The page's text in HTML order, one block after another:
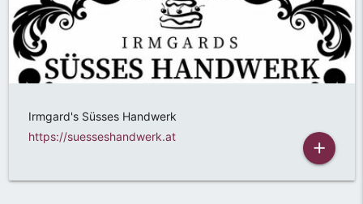
Irmgard's Süsses Handwerk
https://suesseshandwerk.at
add